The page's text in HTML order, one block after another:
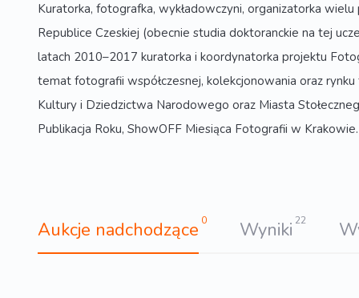
Kuratorka, fotografka, wykładowczyni, organizatorka
Republice Czeskiej (obecnie studia doktoranckie na tej
latach 2010–2017 kuratorka i koordynatorka projektu
temat fotografii współczesnej, kolekcjonowania oraz
Kultury i Dziedzictwa Narodowego oraz Miasta
Publikacja Roku, ShowOFF Miesiąca Fotografii w
Aukcje nadchodzące 0 Wyniki 22